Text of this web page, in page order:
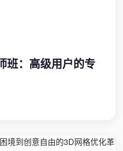
班：高级用户的专